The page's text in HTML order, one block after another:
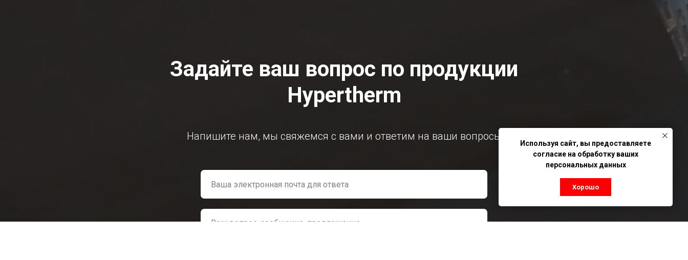
Задайте ваш вопрос по продукции
Hypertherm
Напишите нам, мы свяжемся с вами и ответим на ваши вопросы
Используя сайт, вы предоставляете
согласие на обработку ваших
персональных данных
Хорошо